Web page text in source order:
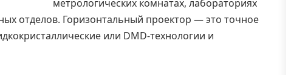
метрологических комнатах, лабораториях
отделов. Горизонтальный проектор — это точное
или DMD-технологии и